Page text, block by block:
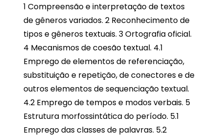
1 Compreensão e interpretação de textos
de gêneros variados. 2 Reconhecimento de
tipos e gêneros textuais. 3 Ortografia oficial.
4 Mecanismos de coesão textual. 4.1
Emprego de elementos de referenciação,
substituição e repetição, de conectores e de
outros elementos de sequenciação textual.
4.2 Emprego de tempos e modos verbais. 5
Estrutura morfossintática do período. 5.1
Emprego das classes de palavras. 5.2